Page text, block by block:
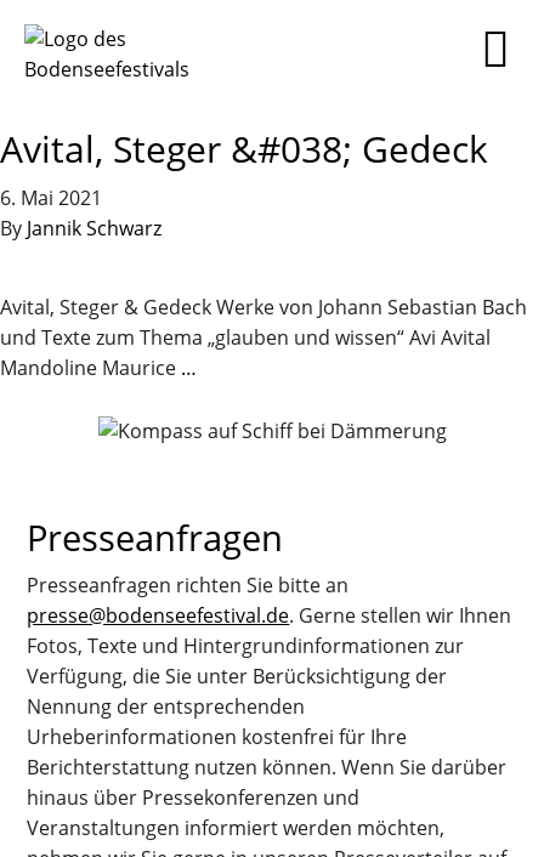
Avital, Steger &#038; Gedeck
6. Mai 2021
By Jannik Schwarz
Avital, Steger & Gedeck Werke von Johann Sebastian Bach
und Texte zum Thema „glauben und wissen“ Avi Avital
Mandoline Maurice …
Presseanfragen
Presseanfragen richten Sie bitte an
presse@bodenseefestival.de. Gerne stellen wir Ihnen
Fotos, Texte und Hintergrundinformationen zur
Verfügung, die Sie unter Berücksichtigung der
Nennung der entsprechenden
Urheberinformationen kostenfrei für Ihre
Berichterstattung nutzen können. Wenn Sie darüber
hinaus über Pressekonferenzen und
Veranstaltungen informiert werden möchten,